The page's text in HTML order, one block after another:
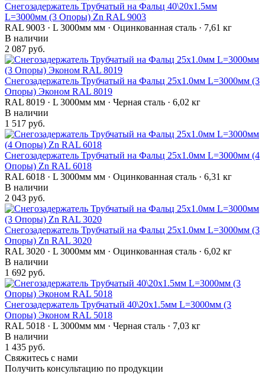
Снегозадержатель Трубчатый на Фальц 40\20х1.5мм
L=3000мм (3 Опоры) Zn RAL 9003
RAL 9003 · L 3000мм мм · Оцинкованная сталь · 7,61 кг
В наличии
2 087 руб.
Снегозадержатель Трубчатый на Фальц 25х1.0мм L=3000мм (3
Опоры) Эконом RAL 8019
RAL 8019 · L 3000мм мм · Черная сталь · 6,02 кг
В наличии
1 517 руб.
Снегозадержатель Трубчатый на Фальц 25х1.0мм L=3000мм (4
Опоры) Zn RAL 6018
RAL 6018 · L 3000мм мм · Оцинкованная сталь · 6,31 кг
В наличии
2 043 руб.
Снегозадержатель Трубчатый на Фальц 25х1.0мм L=3000мм (3
Опоры) Zn RAL 3020
RAL 3020 · L 3000мм мм · Оцинкованная сталь · 6,02 кг
В наличии
1 692 руб.
Снегозадержатель Трубчатый 40\20х1.5мм L=3000мм (3
Опоры) Эконом RAL 5018
RAL 5018 · L 3000мм мм · Черная сталь · 7,03 кг
В наличии
1 435 руб.
Свяжитесь с нами
Получить консультацию по продукции